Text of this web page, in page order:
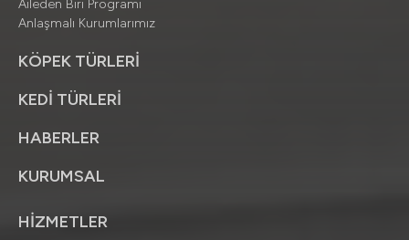
Aileden Biri Programı
Anlaşmalı Kurumlarımız
KÖPEK TÜRLERİ
KEDİ TÜRLERİ
HABERLER
KURUMSAL
HİZMETLER